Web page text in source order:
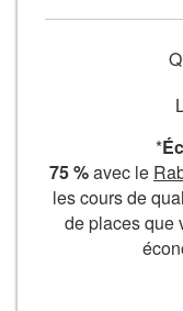
Ajouter
au
panier
*
75 %avec le
les cours de
de places que